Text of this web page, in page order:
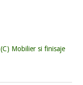
(C) Mobilier si finisaje